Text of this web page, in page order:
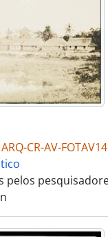
CR-AV-
pelos